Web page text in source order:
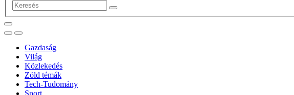
Gazdaság
Világ
Közlekedés
Zöld témák
Tech-Tudomány
Sport